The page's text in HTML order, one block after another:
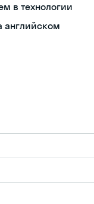
в технологии
английском